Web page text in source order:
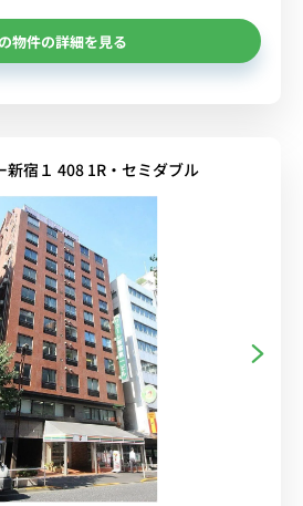
物件の詳細を見る
新宿１ 408 1R・セミダブル